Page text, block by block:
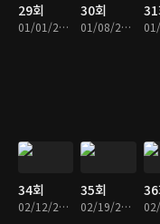
29회
01/01/2019 • 1시간 39분
30회
01/08/2019 • 1시간 38분
34회
02/12/2019 • 1시간 41분
35회
02/19/2019 • 1시간 36분